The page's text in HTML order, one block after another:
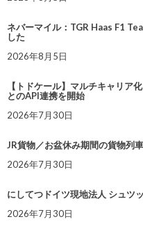
ネバーマイル：TGR Haas F1
した
2026年8月5日
【トドケール】マルチキャリア
とのAPI連携を開始
2026年7月30日
JR貨物／お盆休み期間の貨物列
2026年7月30日
にしてつドイツ現地法人 シュツ
2026年7月30日